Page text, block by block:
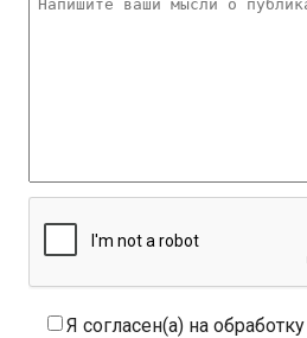
Я согласен(а) на обработку